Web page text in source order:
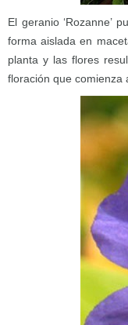
El geranio ‘Rozanne’
forma aislada en
planta y las flores
floración que comienza